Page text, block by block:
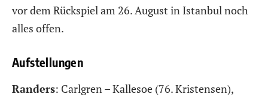
vor dem Rückspiel am 26. August in Istanbul noch
alles offen.
Aufstellungen
Randers: Carlgren – Kallesoe (76. Kristensen),